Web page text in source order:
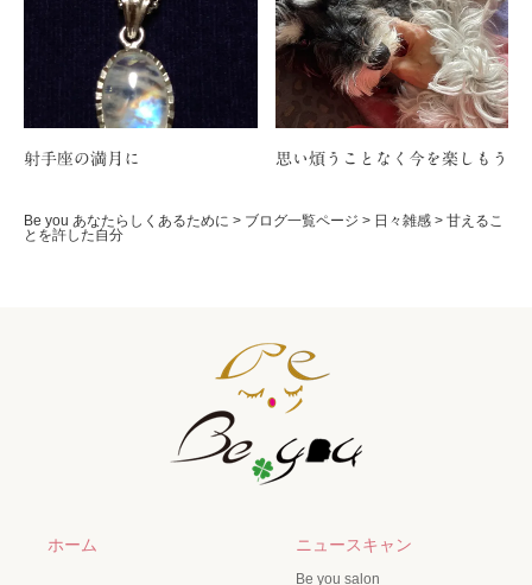
射手座の満月に 思い煩うことなく今を楽しもう
Be you あなたらしくあるために > ブログ一覧ページ > 日々雑感 > 甘えるこ
とを許した自分
ホーム ニュースキャン
Be you salon